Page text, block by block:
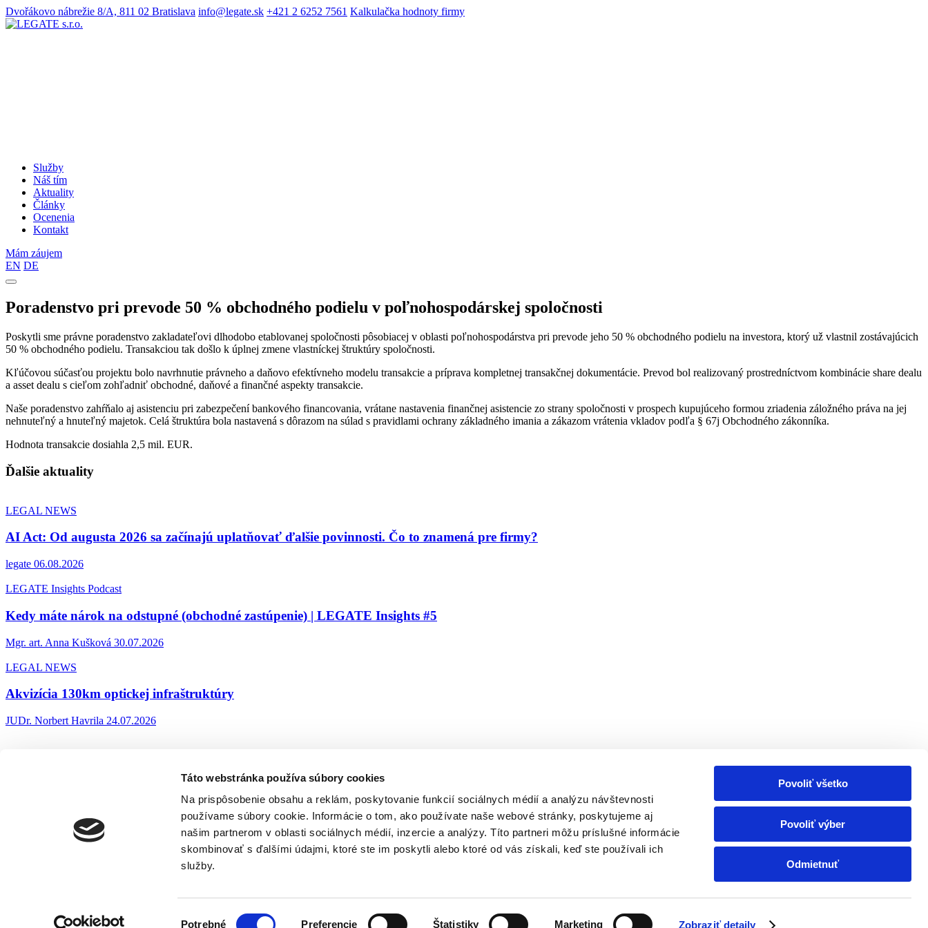
Táto webstránka používa súbory cookies
Na prispôsobenie obsahu a reklám, poskytovanie funkcií sociálnych médií a analýzu návštevnosti
používame súbory cookie. Informácie o tom, ako používate naše webové stránky, poskytujeme aj
našim partnerom v oblasti sociálnych médií, inzercie a analýzy. Títo partneri môžu príslušné informácie
skombinovať s ďalšími údajmi, ktoré ste im poskytli alebo ktoré od vás získali, keď ste používali ich
služby.
Potrebné Preferencie Štatistiky Marketing Zobraziť detaily
Povoliť všetko
Povoliť výber
Odmietnuť
Dvořákovo nábrežie 8/A, 811 02 Bratislava info@legate.sk +421 2 6252 7561 Kalkulačka hodnoty firmy
Služby
Náš tím
Aktuality
Články
Ocenenia
Kontakt
Mám záujem
EN DE
Poradenstvo pri prevode 50 % obchodného podielu v poľnohospodárskej spoločnosti
Poskytli sme právne poradenstvo zakladateľovi dlhodobo etablovanej spoločnosti pôsobiacej v oblasti poľnohospodárstva pri prevode jeho 50 % obchodného podielu na investora, ktorý už vlastnil zostávajúcich
50 % obchodného podielu. Transakciou tak došlo k úplnej zmene vlastníckej štruktúry spoločnosti.
Kľúčovou súčasťou projektu bolo navrhnutie právneho a daňovo efektívneho modelu transakcie a príprava kompletnej transakčnej dokumentácie. Prevod bol realizovaný prostredníctvom kombinácie share dealu
a asset dealu s cieľom zohľadniť obchodné, daňové a finančné aspekty transakcie.
Naše poradenstvo zahŕňalo aj asistenciu pri zabezpečení bankového financovania, vrátane nastavenia finančnej asistencie zo strany spoločnosti v prospech kupujúceho formou zriadenia záložného práva na jej
nehnuteľný a hnuteľný majetok. Celá štruktúra bola nastavená s dôrazom na súlad s pravidlami ochrany základného imania a zákazom vrátenia vkladov podľa § 67j Obchodného zákonníka.
Hodnota transakcie dosiahla 2,5 mil. EUR.
Ďalšie aktuality
LEGAL NEWS
AI Act: Od augusta 2026 sa začínajú uplatňovať ďalšie povinnosti. Čo to znamená pre firmy?
legate 06.08.2026
LEGATE Insights Podcast
Kedy máte nárok na odstupné (obchodné zastúpenie) | LEGATE Insights #5
Mgr. art. Anna Kušková 30.07.2026
LEGAL NEWS
Akvizícia 130km optickej infraštruktúry
JUDr. Norbert Havrila 24.07.2026
Dvořákovo nábrežie 8/A, 811 02 Bratislava info@legate.sk +421 2 6252 7561 Kalkulačka hodnoty firmy